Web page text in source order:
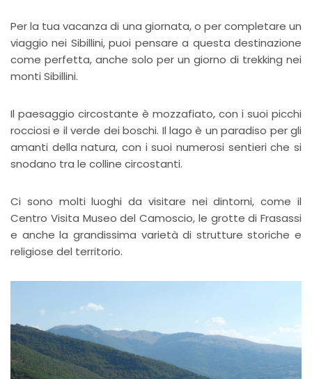
Per la tua vacanza di una giornata, o per completare un
viaggio nei Sibillini, puoi pensare a questa destinazione
come perfetta, anche solo per un giorno di trekking nei
monti Sibillini.
Il paesaggio circostante è mozzafiato, con i suoi picchi
rocciosi e il verde dei boschi. Il lago è un paradiso per gli
amanti della natura, con i suoi numerosi sentieri che si
snodano tra le colline circostanti.
Ci sono molti luoghi da visitare nei dintorni, come il
Centro Visita Museo del Camoscio, le grotte di Frasassi
e anche la grandissima varietà di strutture storiche e
religiose del territorio.